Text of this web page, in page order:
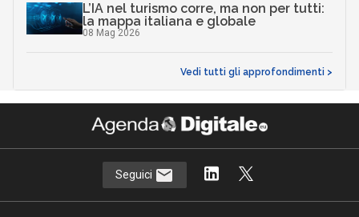
L’IA nel turismo corre, ma non per tutti:
la mappa italiana e globale
08 Mag 2026
Vedi tutti gli approfondimenti >
Seguici